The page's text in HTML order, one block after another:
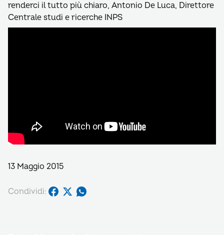
renderci il tutto più chiaro, Antonio De Luca, Direttore
Centrale studi e ricerche INPS
13 Maggio 2015
Condividi: